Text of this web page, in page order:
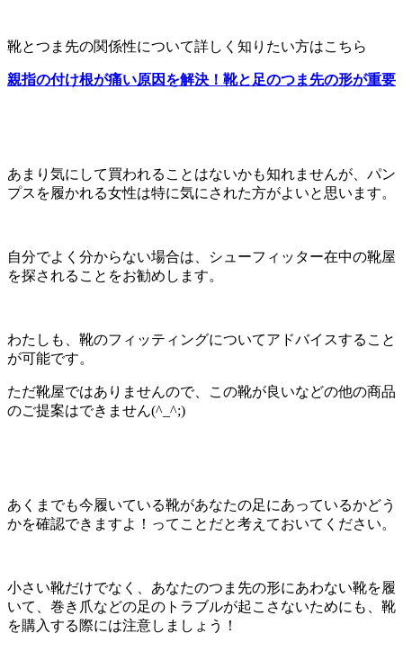
靴とつま先の関係性について詳しく知りたい方はこちら
親指の付け根が痛い原因を解決！靴と足のつま先の形が重要
あまり気にして買われることはないかも知れませんが、パン
プスを履かれる女性は特に気にされた方がよいと思います。
自分でよく分からない場合は、シューフィッター在中の靴屋
を探されることをお勧めします。
わたしも、靴のフィッティングについてアドバイスすること
が可能です。
ただ靴屋ではありませんので、この靴が良いなどの他の商品
のご提案はできません(^_^;)
あくまでも今履いている靴があなたの足にあっているかどう
かを確認できますよ！ってことだと考えておいてください。
小さい靴だけでなく、あなたのつま先の形にあわない靴を履
いて、巻き爪などの足のトラブルが起こさないためにも、靴
を購入する際には注意しましょう！